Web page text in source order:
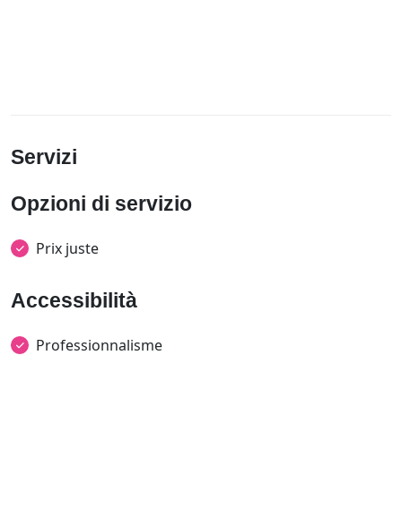
Servizi
Opzioni di servizio
Prix juste
Accessibilità
Professionnalisme